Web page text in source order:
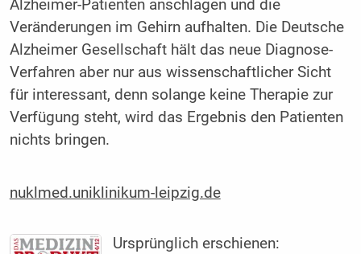
Alzheimer-Patienten anschlagen und die
Veränderungen im Gehirn aufhalten. Die Deutsche
Alzheimer Gesellschaft hält das neue Diagnose-
Verfahren aber nur aus wissenschaftlicher Sicht
für interessant, denn solange keine Therapie zur
Verfügung steht, wird das Ergebnis den Patienten
nichts bringen.
nuklmed.uniklinikum-leipzig.de
Ursprünglich erschienen: